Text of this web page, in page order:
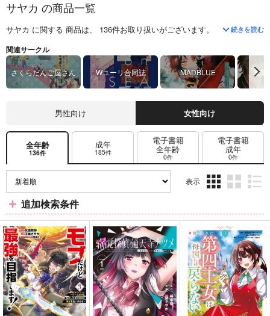
サヤカ の商品一覧
サヤカ に関する 商品は、 136件お取り扱いがございます。 「モブだけど
続きを読む
関連サークル
さくらだんご屋さん Wユーリ合同誌 MADBLUE 無限
男性向け 女性向け
全年齢
136件
成年
185件
電子書籍
全年齢
0件
電子書籍
成年
0件
表示
ム
表
示
ム
表
示
ム
表
示
追加検索条件